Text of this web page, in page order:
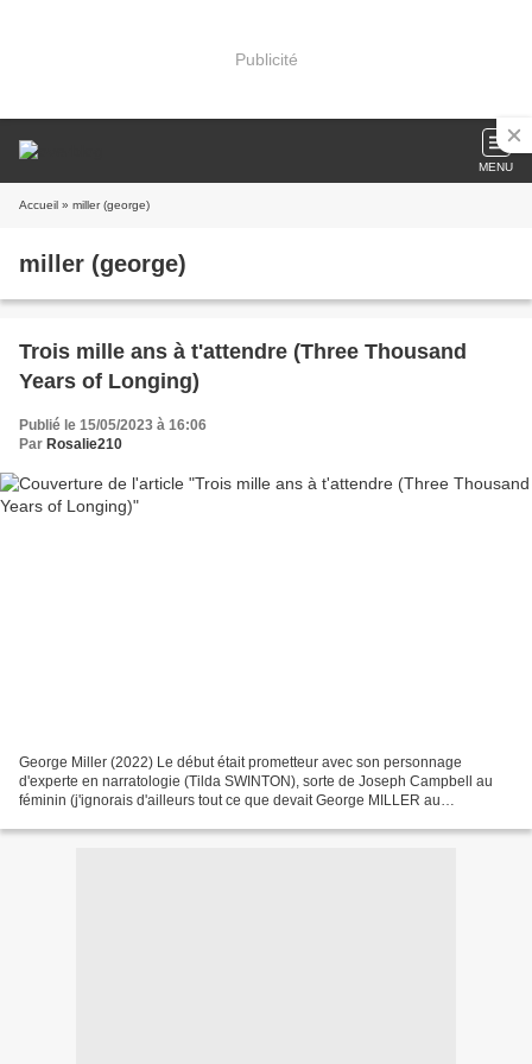
Publicité
MENU
Accueil » miller (george)
miller (george)
Trois mille ans à t'attendre (Three Thousand
Years of Longing)
Publié le 15/05/2023 à 16:06
Par Rosalie210
George Miller (2022) Le début était prometteur avec son personnage
d'experte en narratologie (Tilda SWINTON), sorte de Joseph Campbell au
féminin (j'ignorais d'ailleurs tout ce que devait George MILLER au